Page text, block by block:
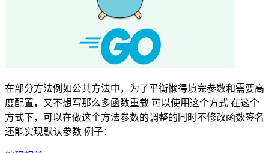
在部分方法例如公共方法中，为了平衡懒得填完参数和需要高
度配置，又不想写那么多函数重载 可以使用这个方式 在这个
方式下，可以在做这个方法参数的调整的同时不修改函数签名
还能实现默认参数 例子：